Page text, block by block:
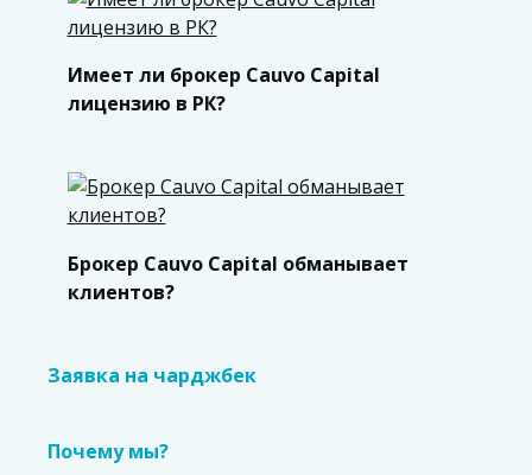
Имеет ли брокер Cauvo Capital
лицензию в РК?
Брокер Cauvo Capital обманывает
клиентов?
Заявка на чарджбек
Почему мы?